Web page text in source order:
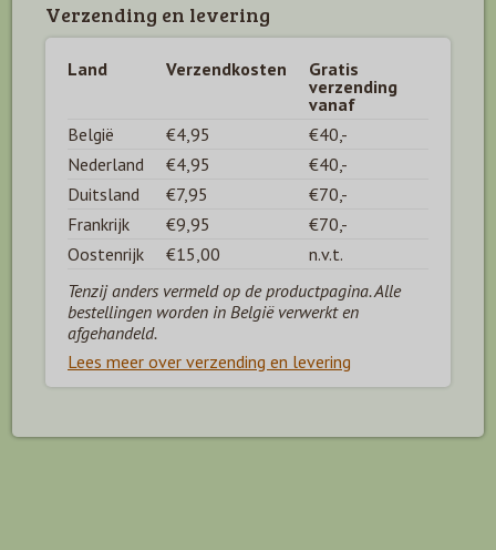
Verzending en levering
Land Verzendkosten
Gratis
verzending
vanaf
België
€4,95
€40,-
Nederland
€4,95
€40,-
Duitsland
€7,95
€70,-
Frankrijk
€9,95
€70,-
Oostenrijk
€15,00
n.v.t.
Tenzij anders vermeld op de productpagina. Alle
bestellingen worden in België verwerkt en
afgehandeld.
Lees meer over verzending en levering